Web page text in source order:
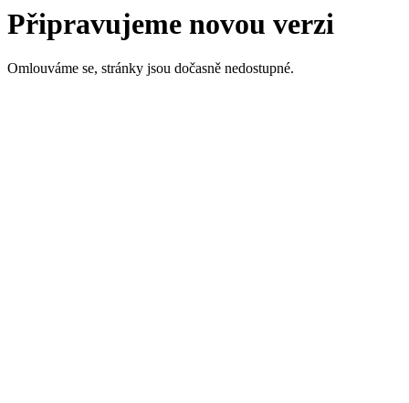
Připravujeme novou verzi
Omlouváme se, stránky jsou dočasně nedostupné.